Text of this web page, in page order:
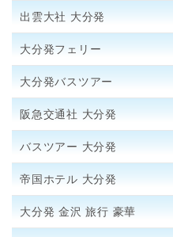
出雲大社 大分発
大分発フェリー
大分発バスツアー
阪急交通社 大分発
バスツアー 大分発
帝国ホテル 大分発
大分発 金沢 旅行 豪華